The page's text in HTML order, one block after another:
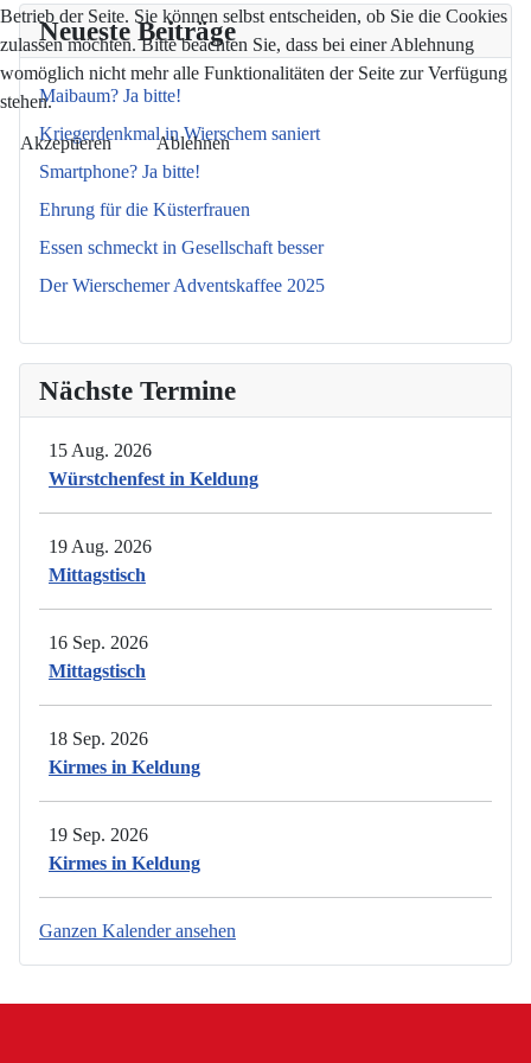
Neueste Beiträge
Maibaum? Ja bitte!
Kriegerdenkmal in Wierschem saniert
Smartphone? Ja bitte!
Ehrung für die Küsterfrauen
Essen schmeckt in Gesellschaft besser
Der Wierschemer Adventskaffee 2025
Nächste Termine
15 Aug. 2026
Würstchenfest in Keldung
19 Aug. 2026
Mittagstisch
16 Sep. 2026
Mittagstisch
18 Sep. 2026
Kirmes in Keldung
19 Sep. 2026
Kirmes in Keldung
Ganzen Kalender ansehen
Betrieb der Seite. Sie können selbst entscheiden, ob Sie die Cookies
zulassen möchten. Bitte beachten Sie, dass bei einer Ablehnung
womöglich nicht mehr alle Funktionalitäten der Seite zur Verfügung
stehen.
Akzeptieren Ablehnen